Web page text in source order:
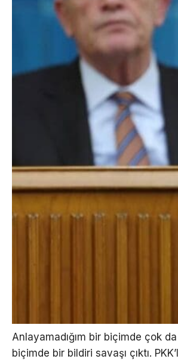
Anlayamadığım bir biçimde çok da
biçimde bir bildiri savaşı çıktı.